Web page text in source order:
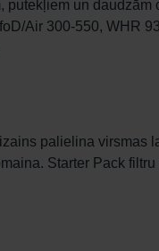
un
Air 300-550, WHR
palielina virsmas
Starter Pack